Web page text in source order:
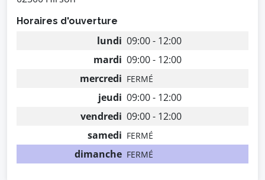
Horaires d'ouverture
lundi 09:00 - 12:00
mardi 09:00 - 12:00
mercredi FERMÉ
jeudi 09:00 - 12:00
vendredi 09:00 - 12:00
samedi FERMÉ
dimanche FERMÉ